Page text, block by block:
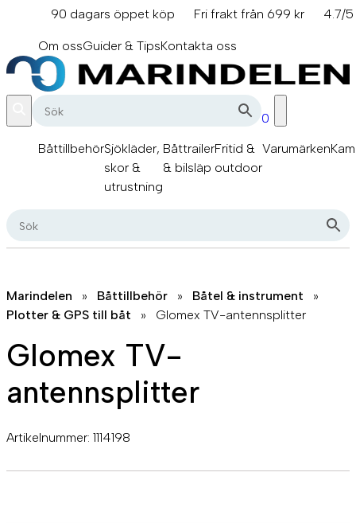
innehåll
90 dagars öppet köp Fri frakt från 699 kr
4.7/
Om ossGuider & TipsKontakta oss
0
BåttillbehörSjökläder,
skor &
utrustning
Båttrailer
& bilsläp
Fritid &
outdoor
Varumärken
Marindelen » Båttillbehör » Båtel & instrument
»
Plotter & GPS till båt
» Glomex TV-antennsplitter
Glomex TV-
antennsplitter
Artikelnummer: 1114198